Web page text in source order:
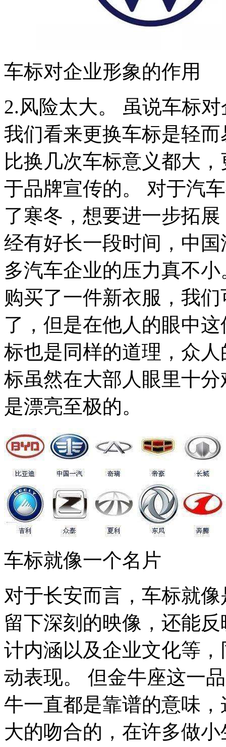
车标对企业形象的作用
2.风险太大。 虽说车标
我们看来更换车标是轻
比换几次车标意义都大
于品牌宣传的。 对于汽
了寒冬，想要进一步拓
经有好长一段时间，中
多汽车企业的压力真不
购买了一件新衣服，我
了，但是在他人的眼中
标也是同样的道理，众
标虽然在大部人眼里十
是漂亮至极的。
车标就像一个名片
对于长安而言，车标就
留下深刻的映像，还能
计内涵以及企业文化等
动表现。 但金牛座这一
牛一直都是靠谱的意味
大的吻合的，在许多做